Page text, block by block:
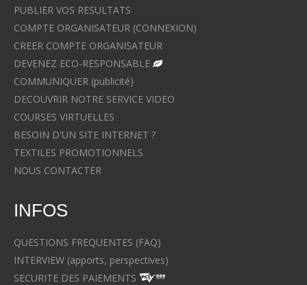
PUBLIER VOS RESULTATS
COMPTE ORGANISATEUR (CONNEXION)
CREER COMPTE ORGANISATEUR
DEVENEZ ECO-RESPONSABLE
COMMUNIQUER (publicité)
DECOUVRIR NOTRE SERVICE VIDEO
COURSES VIRTUELLES
BESOIN D'UN SITE INTERNET ?
TEXTILES PROMOTIONNELS
NOUS CONTACTER
INFOS
QUESTIONS FREQUENTES (FAQ)
INTERVIEW (apports, perspectives)
SECURITE DES PAIEMENTS